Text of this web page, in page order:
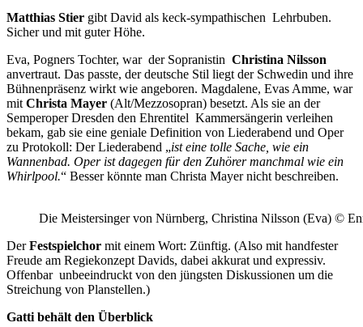
Matthias Stier gibt David als keck-sympathischen Lehrbuben.
Sicher und mit guter Höhe.
Eva, Pogners Tochter, war der Sopranistin Christina Nilsson
anvertraut. Das passte, der deutsche Stil liegt der Schwedin und ihre
Bühnenpräsenz wirkt wie angeboren. Magdalene, Evas Amme, war
mit Christa Mayer (Alt/Mezzosopran) besetzt. Als sie an der
Semperoper Dresden den Ehrentitel Kammersängerin verleihen
bekam, gab sie eine geniale Definition von Liederabend und Oper
zu Protokoll: Der Liederabend „ist eine tolle Sache, wie ein
Wannenbad. Oper ist dagegen für den Zuhörer manchmal wie ein
Whirlpool.“ Besser könnte man Christa Mayer nicht beschreiben.
Die Meistersinger von Nürnberg, Christina Nilsson (Eva) ©
DerFestspielchor mit einem Wort: Zünftig. (Also mit handfester
Freude am Regiekonzept Davids, dabei akkurat und expressiv.
Offenbar unbeeindruckt von den jüngsten Diskussionen um die
Streichung von Planstellen.)
Gatti behält den Überblick